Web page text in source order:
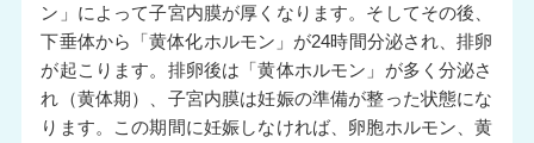
ン」によって子宮内膜が厚くなります。そしてその後、
下垂体から「黄体化ホルモン」が24時間分泌され、排卵
が起こります。排卵後は「黄体ホルモン」が多く分泌さ
れ（黄体期）、子宮内膜は妊娠の準備が整った状態にな
ります。この期間に妊娠しなければ、卵胞ホルモン、黄